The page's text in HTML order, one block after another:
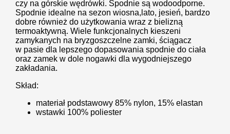
czy na górskie wędrówki. Spodnie są wodoodporne.
Spodnie idealne na sezon wiosna,lato, jesień, bardzo
dobre również do użytkowania wraz z bielizną
termoaktywną. Wiele funkcjonalnych kieszeni
zamykanych na bryzgoszczelne zamki, ściągacz
w pasie dla lepszego dopasowania spodnie do ciała
oraz zamek w dole nogawki dla wygodniejszego
zakładania.
Skład:
materiał podstawowy 85% nylon, 15% elastan
wstawki 100% poliester